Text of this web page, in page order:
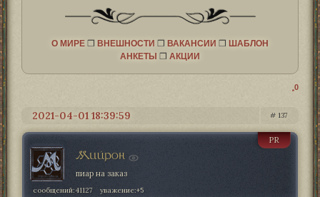
О МИРЕ ❒ ВНЕШНОСТИ ❒ ВАКАНСИИ ❒ ШАБЛОН
АНКЕТЫ ❒ АКЦИИ
0
137
2021-04-01 18:39:59
Мийрон
PR
пиар на заказ
сообщений:41127 уважение:+5